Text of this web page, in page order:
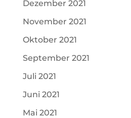
Dezember 2021
November 2021
Oktober 2021
September 2021
Juli 2021
Juni 2021
Mai 2021